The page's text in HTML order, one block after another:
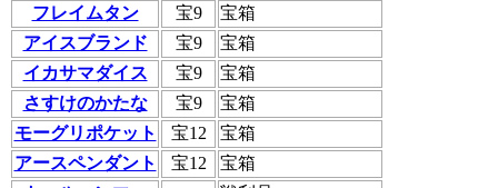
フレイムタン
宝9
宝箱
アイスブランド
宝9
宝箱
イカサマダイス
宝9
宝箱
さすけのかたな
宝9
宝箱
モーグリポケット
宝12
宝箱
アースペンダント
宝12
宝箱